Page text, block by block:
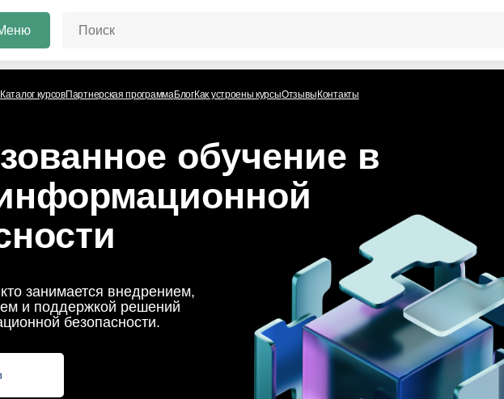
обучение в
занимается внедрением,
и поддержкой решений
безопасности.
Каталог курсовПартнерская программаБлогКак устроены курсыОтзывы Контакты